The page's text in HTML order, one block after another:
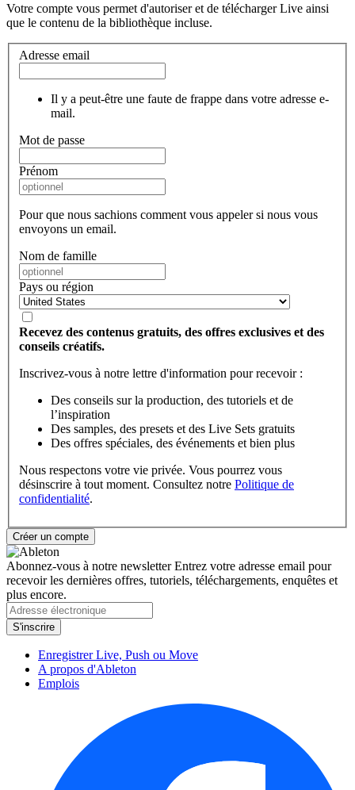
Votre compte vous permet d'autoriser et de télécharger Live ainsi
que le contenu de la bibliothèque incluse.
Adresse email
Il y a peut-être une faute de frappe dans votre adresse e-
mail.
Mot de passe
Prénom
Pour que nous sachions comment vous appeler si nous vous
envoyons un email.
Nom de famille
Pays ou région
Recevez des contenus gratuits, des offres exclusives et des
conseils créatifs.
Inscrivez-vous à notre lettre d'information pour recevoir :
Des conseils sur la production, des tutoriels et de
l’inspiration
Des samples, des presets et des Live Sets gratuits
Des offres spéciales, des événements et bien plus
Nous respectons votre vie privée. Vous pourrez vous
désinscrire à tout moment. Consultez notre Politique de
confidentialité.
Abonnez-vous à notre newsletterEntrez votre adresse email pour
recevoir les dernières offres, tutoriels, téléchargements, enquêtes et
plus encore.
Enregistrer Live, Push ou Move
A propos d'Ableton
Emplois